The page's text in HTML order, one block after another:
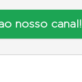
nosso canal!